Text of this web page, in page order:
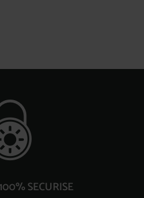
SECURISE